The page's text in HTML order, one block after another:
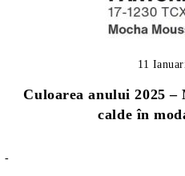
Culoarea anului 2025 –
calde în
11
-